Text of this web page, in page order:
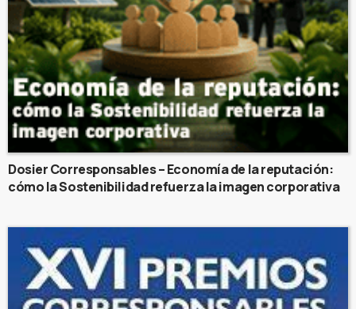
Dosier Corresponsables – Economía de la reputación:
cómo la Sostenibilidad refuerza la imagen corporativa